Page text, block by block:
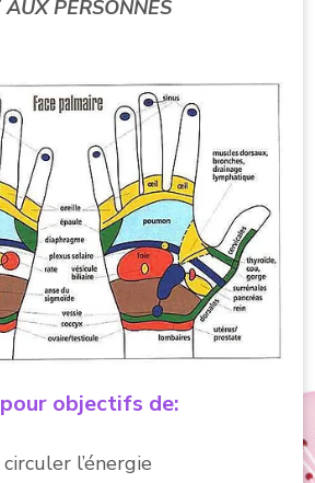
PERSONNES
objectifs de:
l’énergie